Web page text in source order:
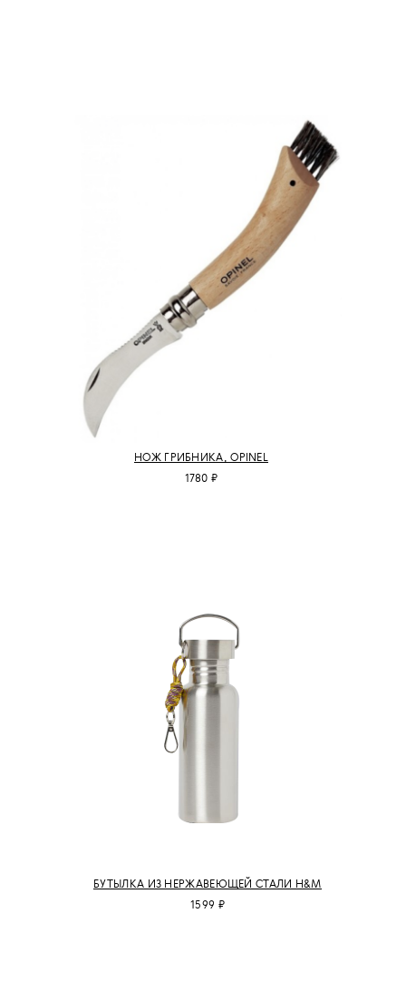
НОЖ ГРИБНИКА, OPINEL
1780 ₽
БУТЫЛКА ИЗ НЕРЖАВЕЮЩЕЙ СТАЛИ H&M
1599 ₽